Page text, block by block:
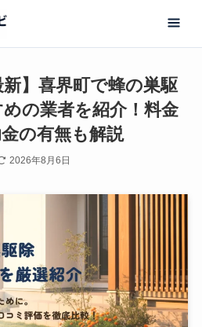
新】喜界町で蜂の巣駆
の業者を紹介！料金
の有無も解説
2026年8月6日